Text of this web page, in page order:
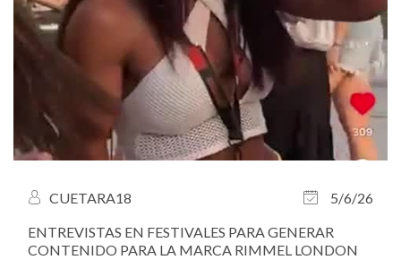
CUETARA18
5/6/26
ENTREVISTAS EN FESTIVALES PARA GENERAR
CONTENIDO PARA LA MARCA RIMMEL LONDON